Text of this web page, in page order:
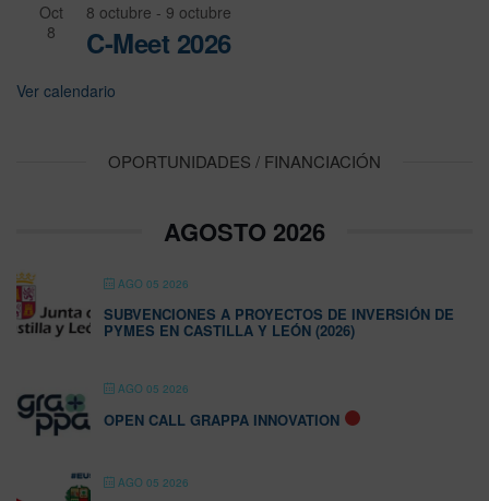
Oct
8
8 octubre - 9 octubre
C-Meet 2026
Ver calendario
OPORTUNIDADES / FINANCIACIÓN
AGOSTO 2026
AGO 05 2026
SUBVENCIONES A PROYECTOS DE INVERSIÓN DE
PYMES EN CASTILLA Y LEÓN (2026)
AGO 05 2026
OPEN CALL GRAPPA INNOVATION
AGO 05 2026